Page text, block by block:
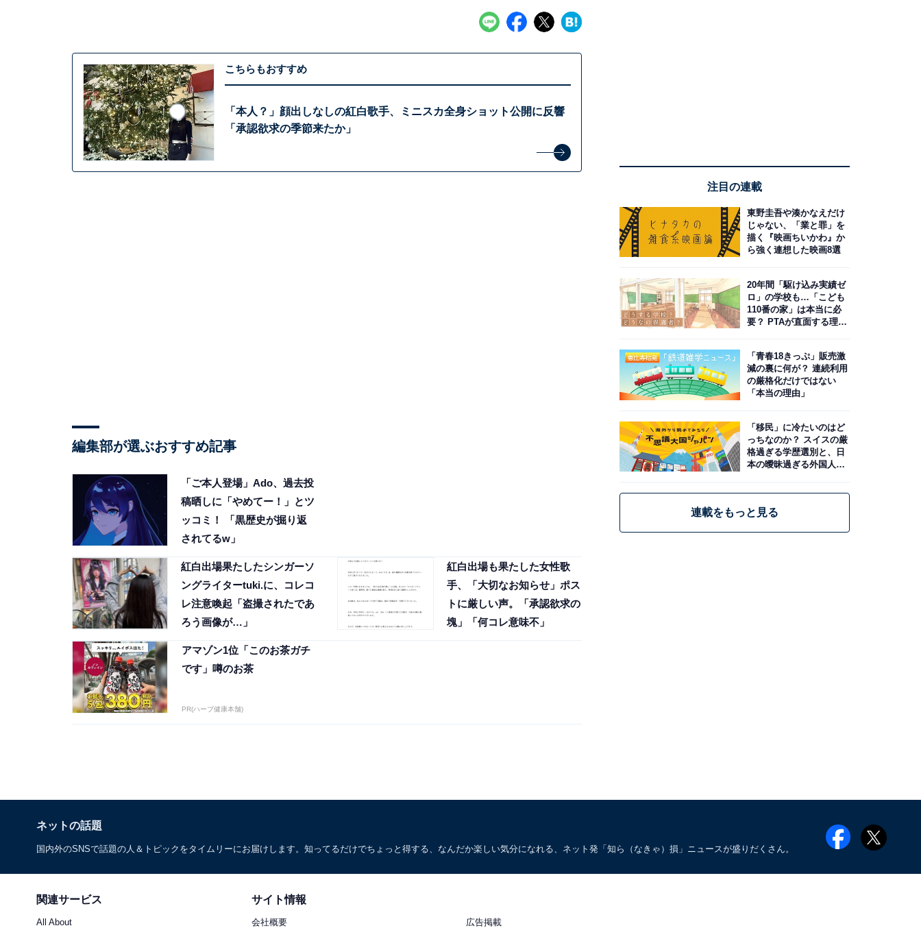
こちらもおすすめ
「本人？」顔出しなしの紅白歌手、ミニスカ全身ショット公開に反響
「承認欲求の季節来たか」
編集部が選ぶおすすめ記事
「ご本人登場」Ado、過去投
稿晒しに「やめてー！」とツ
ッコミ！ 「黒歴史が掘り返
されてるw」
紅白出場果たしたシンガーソ
ングライターtuki.に、コレコ
レ注意喚起「盗撮されたであ
ろう画像が…」
紅白出場も果たした女性歌
手、「大切なお知らせ」ポス
トに厳しい声。「承認欲求の
塊」「何コレ意味不」
アマゾン1位「このお茶ガチ
です」噂のお茶
PR(ハーブ健康本舗)
注目の連載
東野圭吾や湊かなえだけ
じゃない、「業と罪」を
描く『映画ちいかわ』か
ら強く連想した映画8選
20年間「駆け込み実績ゼ
ロ」の学校も…「こども
110番の家」は本当に必
要？ PTAが直面する理想
「青春18きっぷ」販売激
減の裏に何が？ 連続利用
の厳格化だけではない
「本当の理由」
「移民」に冷たいのはど
っちなのか？ スイスの厳
格過ぎる学歴選別と、日
本の曖昧過ぎる外国人政
連載をもっと見る
ネットの話題
国内外のSNSで話題の人＆トピックをタイムリーにお届けします。知ってるだけでちょっと得する、なんだか楽しい気分になれる、ネット発「知ら（なきゃ）損」ニュースが盛りだくさん。
関連サービス
All About
サイト情報
会社概要 広告掲載